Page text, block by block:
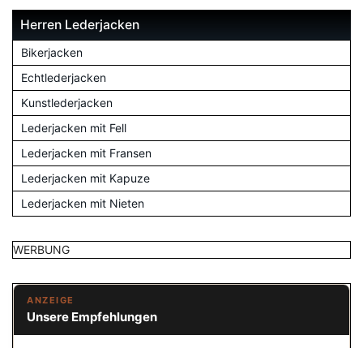
Herren Lederjacken
Bikerjacken
Echtlederjacken
Kunstlederjacken
Lederjacken mit Fell
Lederjacken mit Fransen
Lederjacken mit Kapuze
Lederjacken mit Nieten
WERBUNG
ANZEIGE
Unsere Empfehlungen